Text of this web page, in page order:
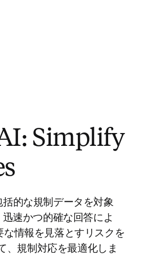
Simplify
的な規制データを対象
速かつ的確な回答によ
情報を見落とすリスクを
、規制対応を最適化しま